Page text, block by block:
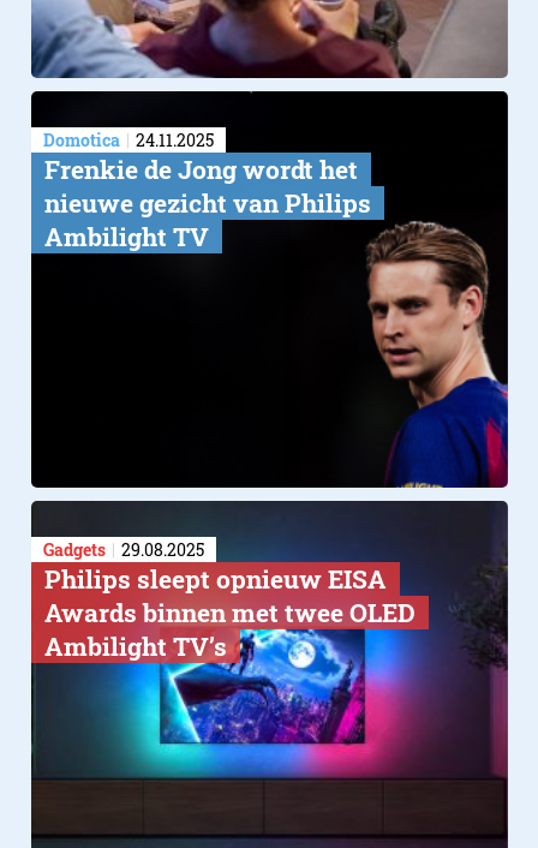
Domotica 24.11.2025
Frenkie de Jong wordt het
nieuwe gezicht van Philips
Ambilight TV
Gadgets 29.08.2025
Philips sleept opnieuw EISA
Awards binnen met twee OLED
Ambilight TV’s